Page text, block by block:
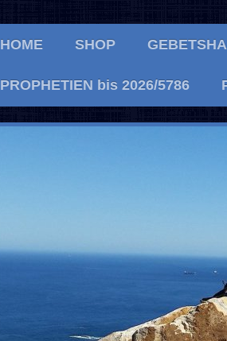
HOME SHOP
PROPHETIEN bis 2026/5786